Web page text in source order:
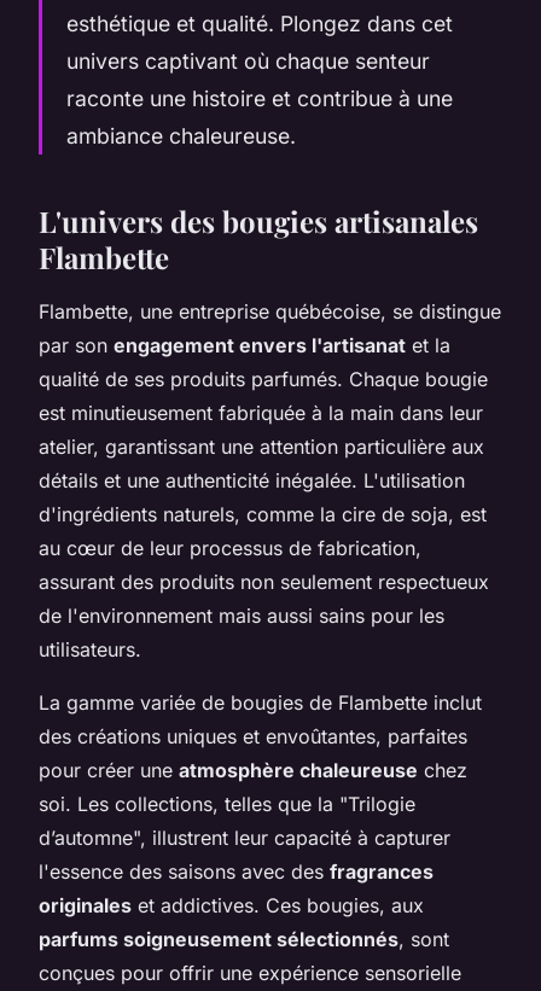
esthétique et qualité. Plongez dans cet
univers captivant où chaque senteur
raconte une histoire et contribue à une
ambiance chaleureuse.
L'univers des bougies artisanales
Flambette
Flambette, une entreprise québécoise, se distingue
par son engagement envers l'artisanat et la
qualité de ses produits parfumés. Chaque bougie
est minutieusement fabriquée à la main dans leur
atelier, garantissant une attention particulière aux
détails et une authenticité inégalée. L'utilisation
d'ingrédients naturels, comme la cire de soja, est
au cœur de leur processus de fabrication,
assurant des produits non seulement respectueux
de l'environnement mais aussi sains pour les
utilisateurs.
La gamme variée de bougies de Flambette inclut
des créations uniques et envoûtantes, parfaites
pour créer une atmosphère chaleureuse chez
soi. Les collections, telles que la "Trilogie
d’automne", illustrent leur capacité à capturer
l'essence des saisons avec des fragrances
originales et addictives. Ces bougies, aux
parfums soigneusement sélectionnés, sont
conçues pour offrir une expérience sensorielle